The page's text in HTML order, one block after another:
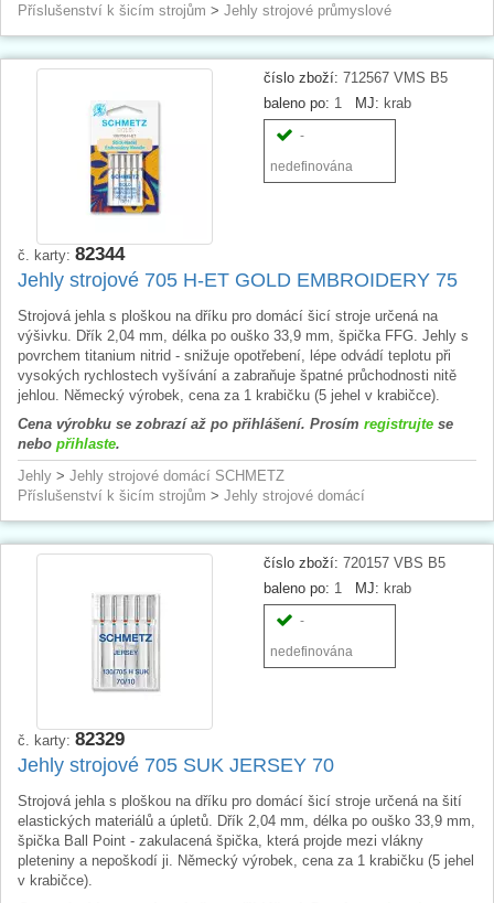
Příslušenství k šicím strojům > Jehly strojové průmyslové
číslo zboží: 712567 VMS B5
baleno po: 1 MJ: krab
-
nedefinována
č. karty: 82344
Jehly strojové 705 H-ET GOLD EMBROIDERY 75
Strojová jehla s ploškou na dříku pro domácí šicí stroje určená na
výšivku. Dřík 2,04 mm, délka po ouško 33,9 mm, špička FFG. Jehly s
povrchem titanium nitrid - snižuje opotřebení, lépe odvádí teplotu při
vysokých rychlostech vyšívání a zabraňuje špatné průchodnosti nitě
jehlou. Německý výrobek, cena za 1 krabičku (5 jehel v krabičce).
Cena výrobku se zobrazí až po přihlášení. Prosím registrujte se
nebo přihlaste.
Jehly > Jehly strojové domácí SCHMETZ
Příslušenství k šicím strojům > Jehly strojové domácí
číslo zboží: 720157 VBS B5
baleno po: 1 MJ: krab
-
nedefinována
č. karty: 82329
Jehly strojové 705 SUK JERSEY 70
Strojová jehla s ploškou na dříku pro domácí šicí stroje určená na šití
elastických materiálů a úpletů. Dřík 2,04 mm, délka po ouško 33,9 mm,
špička Ball Point - zakulacená špička, která projde mezi vlákny
pleteniny a nepoškodí ji. Německý výrobek, cena za 1 krabičku (5 jehel
v krabičce).